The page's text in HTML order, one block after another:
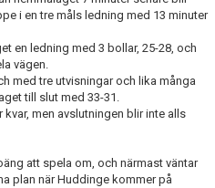
i en tre måls ledning med 13 minuter
en ledning med 3 bollar, 25-28, och
vägen.
med tre utvisningar och lika många
till slut med 33-31.
men avslutningen blir inte alls
att spela om, och närmast väntar
plan när Huddinge kommer på